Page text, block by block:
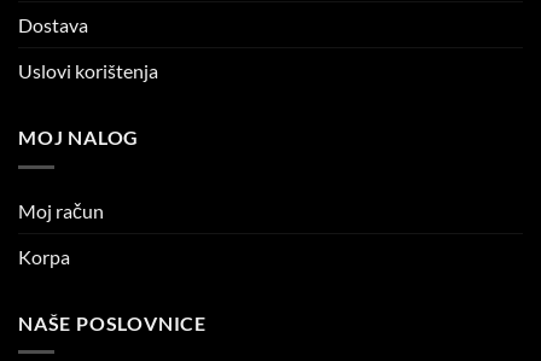
Dostava
Uslovi korištenja
MOJ NALOG
Moj račun
Korpa
NAŠE POSLOVNICE